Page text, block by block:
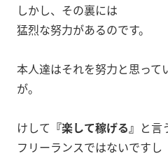
しかし、その裏には
猛烈な努力があるのです。
本人達はそれを努力と思って
が。
けして 『楽して稼げる』 と言
フリーランスではないですし